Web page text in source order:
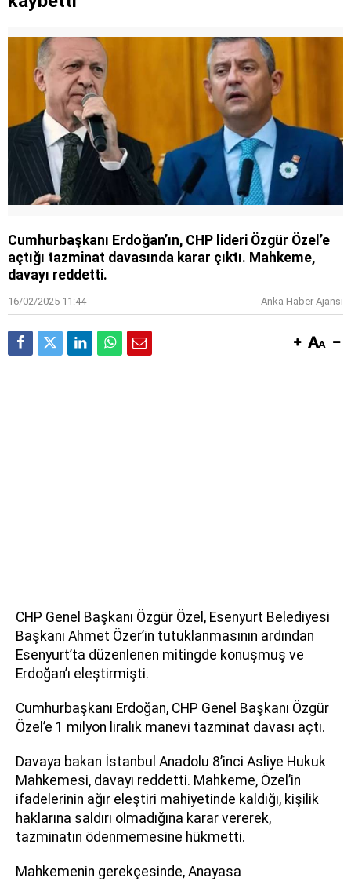
Cumhurbaşkanı Erdoğan’ın, CHP lideri Özgür Özel’e
açtığı tazminat davasında karar çıktı. Mahkeme,
davayı reddetti.
16/02/2025 11:44 Anka Haber Ajansı
CHP Genel Başkanı Özgür Özel, Esenyurt Belediyesi
Başkanı Ahmet Özer’in tutuklanmasının ardından
Esenyurt’ta düzenlenen mitingde konuşmuş ve
Erdoğan’ı eleştirmişti.
Cumhurbaşkanı Erdoğan, CHP Genel Başkanı Özgür
Özel’e 1 milyon liralık manevi tazminat davası açtı.
Davaya bakan İstanbul Anadolu 8’inci Asliye Hukuk
Mahkemesi, davayı reddetti. Mahkeme, Özel’in
ifadelerinin ağır eleştiri mahiyetinde kaldığı, kişilik
haklarına saldırı olmadığına karar vererek,
tazminatın ödenmemesine hükmetti.
Mahkemenin gerekçesinde, Anayasa